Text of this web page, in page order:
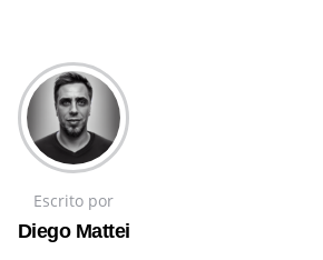
Escrito por
Diego Mattei